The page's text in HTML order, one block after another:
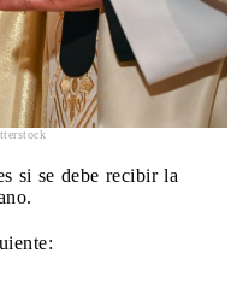
si se debe recibir la